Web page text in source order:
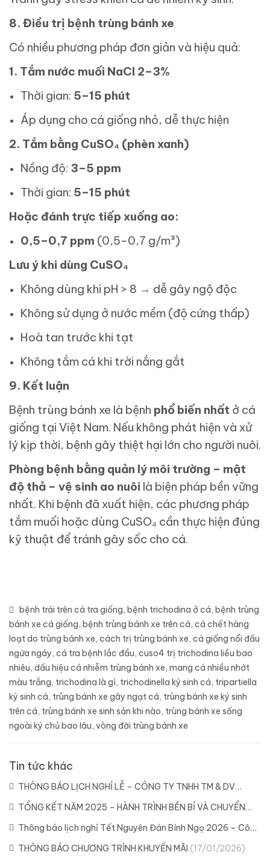
8. Điều trị bệnh trùng bánh xe
Có nhiều phương pháp đơn giản và hiệu quả:
1. Tắm nước muối NaCl 2–3%
Thời gian: 5–15 phút
Áp dụng cho cá giống nhỏ, dễ thực hiện
2. Tắm bằng CuSO₄ (phèn xanh)
Nồng độ: 3–5 ppm
Thời gian: 5–15 phút
Hoặc đánh trực tiếp xuống ao:
0,5–0,7 ppm (0,5–0,7 g/m³)
Lưu ý khi dùng CuSO₄
Không dùng khi pH > 8 → dễ gây ngộ độc
Không sử dụng ở nước mềm (độ cứng thấp)
Hoà tan trước khi tạt
Không tắm cá khi trời nắng gắt
9. Kết luận
Bệnh trùng bánh xe là bệnh phổ biến nhất ở cá
giống tại Việt Nam. Nếu không phát hiện và xử
lý kịp thời, bệnh gây thiệt hại lớn cho người nuôi.
Phòng bệnh bằng quản lý môi trường – mật
độ thả – vệ sinh ao nuôi là biện pháp bền vững
nhất. Khi bệnh đã xuất hiện, các phương pháp
tắm muối hoặc dùng CuSO₄ cần thực hiện đúng
kỹ thuật để tránh gây sốc cho cá.
bệnh trái trên cá tra giống, bệnh trichodina ở cá, bệnh trùng
bánh xe cá giống, bệnh trùng bánh xe trên cá, cá chết hàng
loạt do trùng bánh xe, cách trị trùng bánh xe, cá giống nổi đầu
ngứa ngáy, cá tra bệnh lắc đầu, cuso4 trị trichodina liều bao
nhiêu, dấu hiệu cá nhiễm trùng bánh xe, mang cá nhiều nhớt
màu trắng, trichodina là gì, trichodinella ký sinh cá, tripartiella
ký sinh cá, trùng bánh xe gây ngạt cá, trùng bánh xe ký sinh
trên cá, trùng bánh xe sinh sản khi nào, trùng bánh xe sống
ngoài ký chủ bao lâu, vòng đời trùng bánh xe
Tin tức khác
THÔNG BÁO LỊCH NGHỈ LỄ – CÔNG TY TNHH TM & DV
DYLAN (21/04/2026)
TỔNG KẾT NĂM 2025 – HÀNH TRÌNH BỀN BỈ VÀ CHUYỂN
MÌNH CÙNG DYLAN(11/02/2026)
Thông báo lịch nghỉ Tết Nguyên Đán Bính Ngọ 2026 – Công
ty Dylan(04/02/2026)
THÔNG BÁO CHƯƠNG TRÌNH KHUYẾN MÃI (17/01/2026)